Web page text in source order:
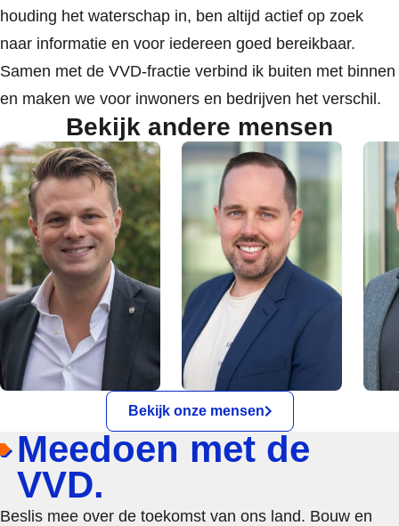
houding het waterschap in, ben altijd actief op zoek
naar informatie en voor iedereen goed bereikbaar.
Samen met de VVD-fractie verbind ik buiten met binnen
en maken we voor inwoners en bedrijven het verschil.
Bekijk andere mensen
Bekijk onze mensen
Meedoen met de
VVD.
Beslis mee over de toekomst van ons land. Bouw en